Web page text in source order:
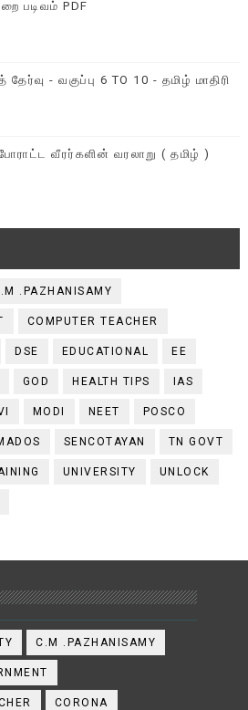
படிவம் PDF
தேர்வு - வகுப்பு 6 TO 10 - தமிழ் மாதிரி
வீரர்களின் வரலாறு ( தமிழ் )
.PAZHANISAMY
COMPUTER TEACHER
DSE EDUCATIONAL EE
GOD HEALTH TIPS IAS
MODI NEET POSCO
SENCOTAYAN TN GOVT
UNIVERSITY UNLOCK
C.M .PAZHANISAMY
CORONA